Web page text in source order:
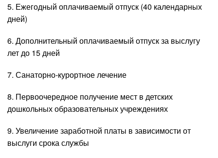
5. Ежегодный оплачиваемый отпуск (40 календарных
дней)
6. Дополнительный оплачиваемый отпуск за выслугу
лет до 15 дней
7. Санаторно-курортное лечение
8. Первоочередное получение мест в детских
дошкольных образовательных учреждениях
9. Увеличение заработной платы в зависимости от
выслуги срока службы